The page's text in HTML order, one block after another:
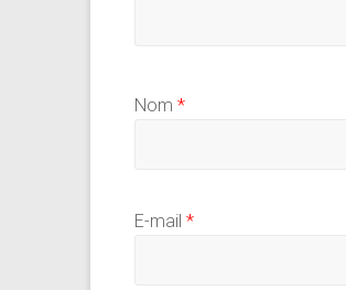
Nom *
E-mail *